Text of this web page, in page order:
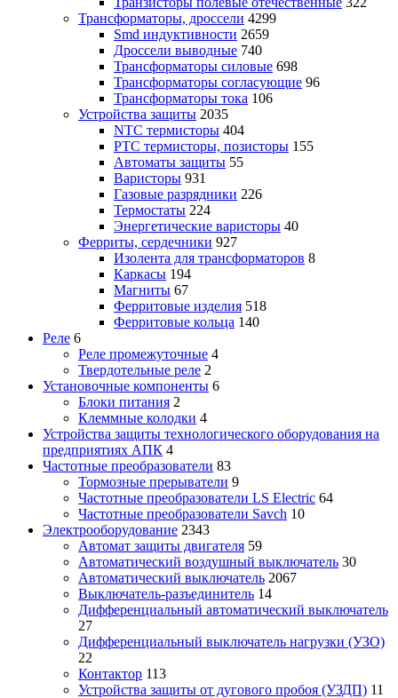
Трансформаторы, дроссели 4299
Smd индуктивности 2659
Дроссели выводные 740
Трансформаторы силовые 698
Трансформаторы согласующие 96
Трансформаторы тока 106
Устройства защиты 2035
NTC термисторы 404
PTC термисторы, позисторы 155
Автоматы защиты 55
Варисторы 931
Газовые разрядники 226
Термостаты 224
Энергетические варисторы 40
Ферриты, сердечники 927
Изолента для трансформаторов 8
Каркасы 194
Магниты 67
Ферритовые изделия 518
Ферритовые кольца 140
Реле 6
Реле промежуточные 4
Твердотельные реле 2
Установочные компоненты 6
Блоки питания 2
Клеммные колодки 4
Устройства защиты технологического оборудования на
предприятиях АПК 4
Частотные преобразователи 83
Тормозные прерыватели 9
Частотные преобразователи LS Electric 64
Частотные преобразователи Savch 10
Электрооборудование 2343
Автомат защиты двигателя 59
Автоматический воздушный выключатель 30
Автоматический выключатель 2067
Выключатель-разъединитель 14
Дифференциальный автоматический выключатель
27
Дифференциальный выключатель нагрузки (УЗО)
22
Контактор 113
Устройства защиты от дугового пробоя (УЗДП) 11